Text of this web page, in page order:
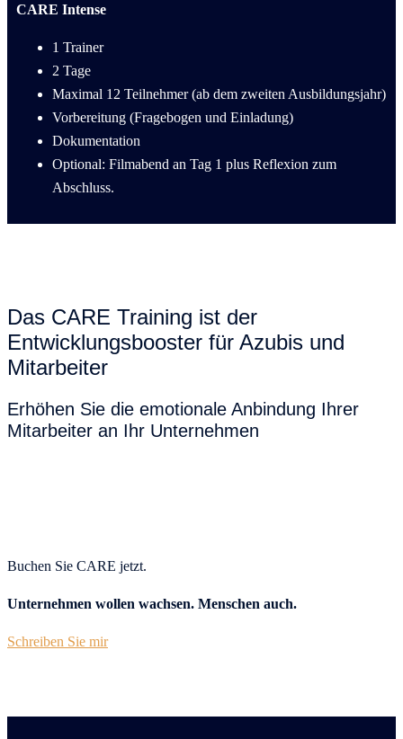
CARE Intense
1 Trainer
2 Tage
Maximal 12 Teilnehmer (ab dem zweiten Ausbildungsjahr)
Vorbereitung (Fragebogen und Einladung)
Dokumentation
Optional: Filmabend an Tag 1 plus Reflexion zum
Abschluss.
Das CARE Training ist der
Entwicklungsbooster für Azubis und
Mitarbeiter
Erhöhen Sie die emotionale Anbindung Ihrer
Mitarbeiter an Ihr Unternehmen
Buchen Sie CARE jetzt.
Unternehmen wollen wachsen. Menschen auch.
Schreiben Sie mir